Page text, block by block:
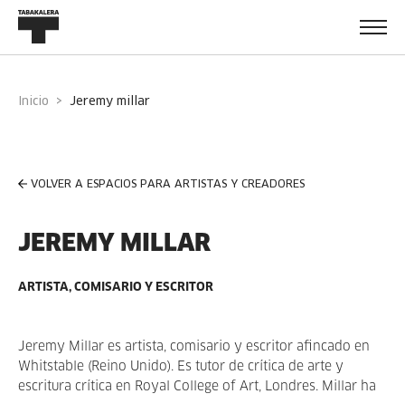
Inicio jeremy millar
VOLVER A ESPACIOS PARA ARTISTAS Y CREADORES
JEREMY MILLAR
ARTISTA, COMISARIO Y ESCRITOR
Jeremy Millar es artista, comisario y escritor afincado en
Whitstable (Reino Unido). Es tutor de crítica de arte y
escritura crítica en Royal College of Art, Londres. Millar ha